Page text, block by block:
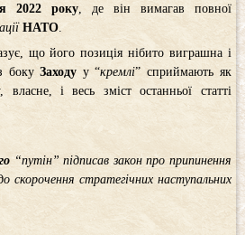
2022 року, де він вимагав повної
НАТО
що його позиція нібито виграшна і
з бокуЗаходу у “кремлі” сприймають як
і весь зміст останньої статті
“путін” підписав закон про припинення
скорочення стратегічних наступальних